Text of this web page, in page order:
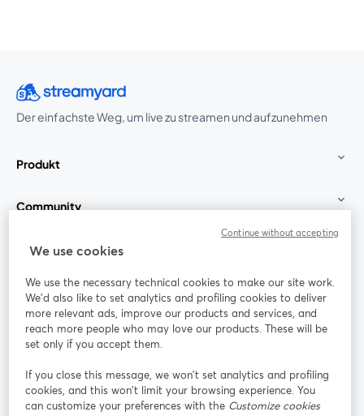
Der einfachste Weg, um live zu streamen und aufzunehmen
Produkt
Community
StreamYard für
Mitmachen
Webinar Facebook
wird in einem neuen Tab geöffnet
X (Twitter)
wird in einem neuen Tab geöffnet
We use cookies
We use the necessary technical cookies to make our site work.
We'd also like to set analytics and profiling cookies to deliver
more relevant ads, improve our products and services, and
reach more people who may love our products. These will be
set only if you accept them.
If you close this message, we won’t set analytics and profiling
cookies, and this won’t limit your browsing experience. You
can customize your preferences with the Customize cookies
Continue without accepting